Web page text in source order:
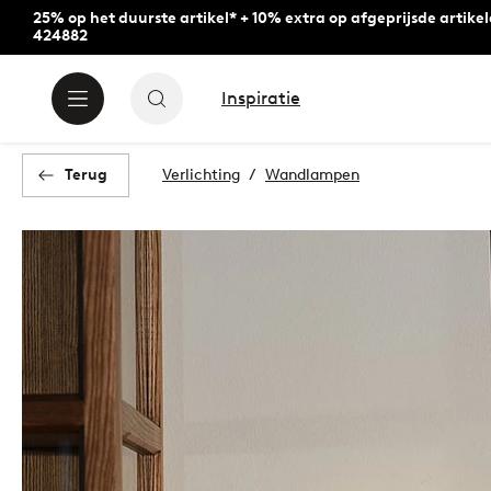
25% op het duurste artikel* + 10% extra op afgeprijsde
424882
Inspiratie
Terug Verlichting Wandlampen